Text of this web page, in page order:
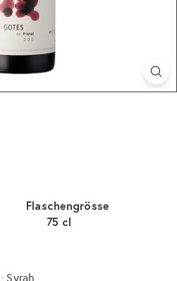
Flaschengrösse
75 cl
Syrah